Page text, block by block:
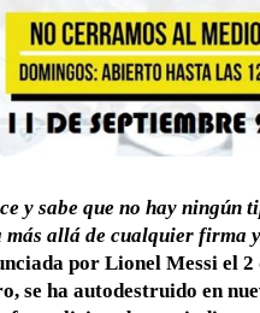
y sabe que no hay
más allá de cualquier firma
por Lionel Messi el
se ha autodestruido en